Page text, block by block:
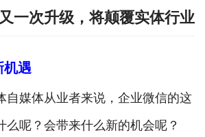
一次升级，将颠覆实体行业
机遇
自媒体从业者来说，企业微信的这
么呢？会带来什么新的机会呢？